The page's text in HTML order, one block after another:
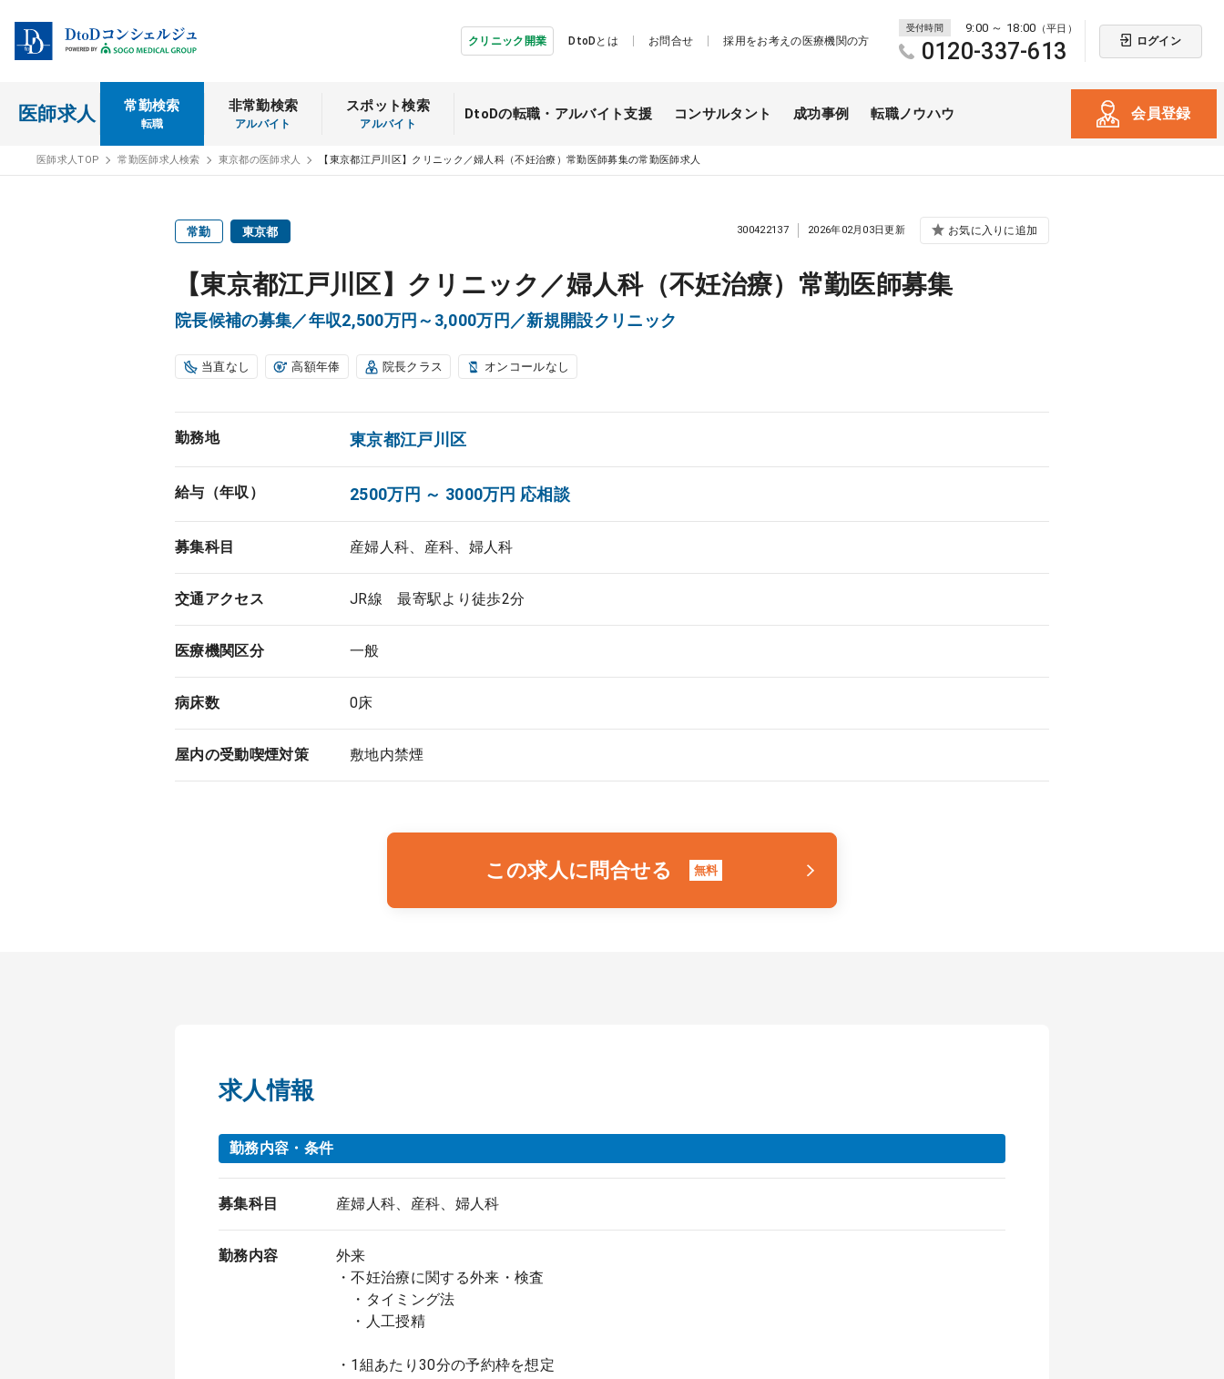
クリニック開業 DtoDとは お問合せ 採用をお考えの医療機関の方
受付時間 9:00 ～ 18:00 （平日）
0120-337-613 ログイン
医師求人 常勤検索
転職
非常勤検索
アルバイト
スポット検索
アルバイト
DtoDの転職・ アルバイト支援 コンサルタント 成功事例 転職ノウハウ 会員登録
医師求人TOP 常勤医師求人検索 東京都の医師求人 【東京都江戸川区】クリニック／婦人科（不妊治療）常勤医師募集の常勤医師求人
常勤 東京都
【東京都江戸川区】クリニック／婦人科（不妊治療）常勤医師募集
院長候補の募集／年収2,500万円～3,000万円／新規開設クリニック
300422137 2026年02月03日更新 お気に入りに追加
当直なし 高額年俸 院長クラス オンコールなし
勤務地 東京都江戸川区
給与（年収） 2500万円 ～ 3000万円 応相談
募集科目 産婦人科、産科、婦人科
交通アクセス JR線 最寄駅より徒歩2分
医療機関区分 一般
病床数 0床
屋内の受動喫煙対策 敷地内禁煙
この求人に問合せる 無料
求人情報
勤務内容・条件
募集科目 産婦人科、産科、婦人科
勤務内容
外来
・不妊治療に関する外来・検査
・タイミング法
・人工授精
・1組あたり30分の予約枠を想定